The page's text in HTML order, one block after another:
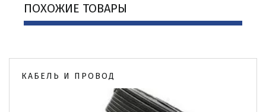
ПОХОЖИЕ ТОВАРЫ
КАБЕЛЬ И ПРОВОД